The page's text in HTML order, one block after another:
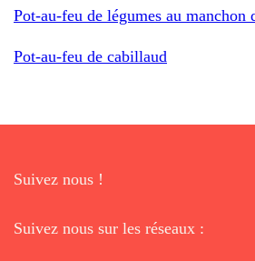
Pot-au-feu de légumes au manchon
Pot-au-feu de cabillaud
Suivez nous !
Suivez nous sur les réseaux :